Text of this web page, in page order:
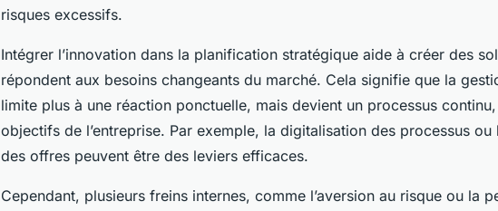
risques excessifs.
Intégrer l’innovation dans la planification stratégique aide à créer des
répondent aux besoins changeants du marché. Cela signifie que la
limite plus à une réaction ponctuelle, mais devient un processus
objectifs de l’entreprise. Par exemple, la digitalisation des processus
des offres peuvent être des leviers efficaces.
Cependant, plusieurs freins internes, comme l’aversion au risque ou la